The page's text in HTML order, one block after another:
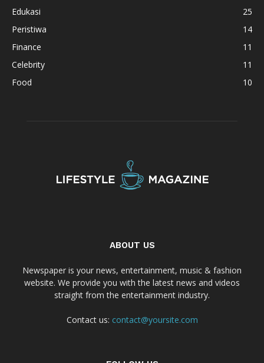
Edukasi
25
Peristiwa
14
Finance
11
Celebrity
11
Food
10
ABOUT US
Newspaper is your news, entertainment, music & fashion
website. We provide you with the latest news and videos
straight from the entertainment industry.
Contact us: contact@yoursite.com